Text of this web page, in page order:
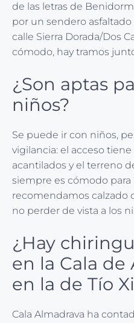
de las letras de
por un sendero
calle Sierra Dorada/Dos
cómodo, hay tramos
¿Son aptas
niños?
Se puede ir con niños,
vigilancia: el acceso
acantilados y el terreno
siempre es cómodo para
recomendamos calzado
no perder de vista a los
¿Hay
en la Cala de
en la de Tío
Cala Almadrava ha